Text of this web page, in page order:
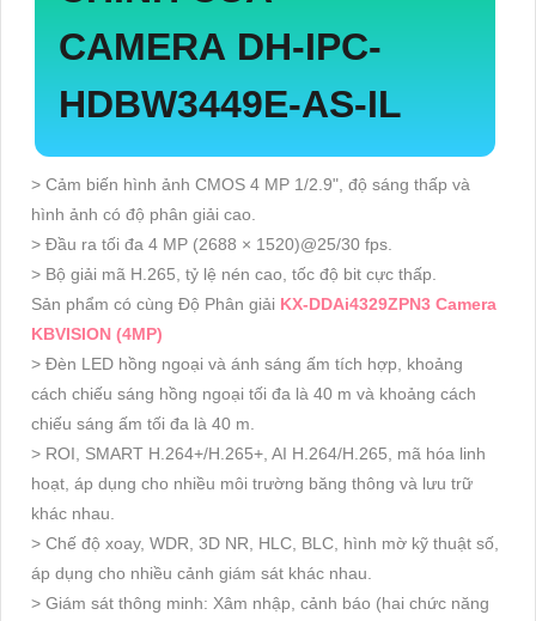
CAMERA DH-IPC-
HDBW3449E-AS-IL
> Cảm biến hình ảnh CMOS 4 MP 1/2.9", độ sáng thấp và
hình ảnh có độ phân giải cao.
> Đầu ra tối đa 4 MP (2688 × 1520)@25/30 fps.
> Bộ giải mã H.265, tỷ lệ nén cao, tốc độ bit cực thấp.
Sản phẩm có cùng Độ Phân giải KX-DDAi4329ZPN3 Camera
KBVISION (4MP)
> Đèn LED hồng ngoại và ánh sáng ấm tích hợp, khoảng
cách chiếu sáng hồng ngoại tối đa là 40 m và khoảng cách
chiếu sáng ấm tối đa là 40 m.
> ROI, SMART H.264+/H.265+, AI H.264/H.265, mã hóa linh
hoạt, áp dụng cho nhiều môi trường băng thông và lưu trữ
khác nhau.
> Chế độ xoay, WDR, 3D NR, HLC, BLC, hình mờ kỹ thuật số,
áp dụng cho nhiều cảnh giám sát khác nhau.
> Giám sát thông minh: Xâm nhập, cảnh báo (hai chức năng